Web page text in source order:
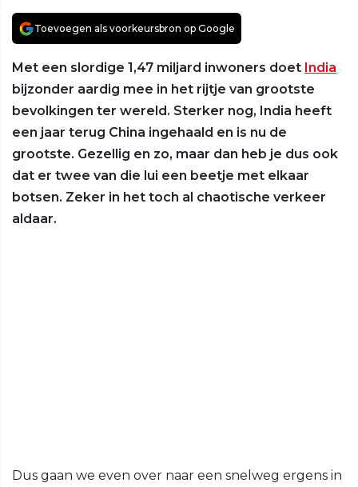
Toevoegen als voorkeursbron op Google
Met een slordige 1,47 miljard inwoners doet India
bijzonder aardig mee in het rijtje van grootste
bevolkingen ter wereld. Sterker nog, India heeft
een jaar terug China ingehaald en is nu de
grootste. Gezellig en zo, maar dan heb je dus ook
dat er twee van die lui een beetje met elkaar
botsen. Zeker in het toch al chaotische verkeer
aldaar.
Dus gaan we even over naar een snelweg ergens in